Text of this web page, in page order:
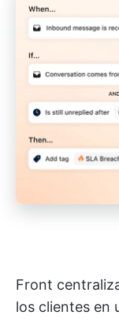
Front
los clientes en